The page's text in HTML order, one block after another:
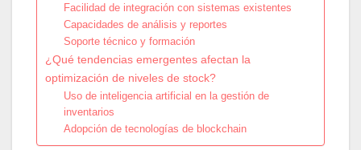
Facilidad de integración con sistemas existentes
Capacidades de análisis y reportes
Soporte técnico y formación
¿Qué tendencias emergentes afectan la
optimización de niveles de stock?
Uso de inteligencia artificial en la gestión de
inventarios
Adopción de tecnologías de blockchain